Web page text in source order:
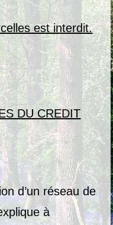
est interdit.
DU CREDIT
d’un réseau de
à